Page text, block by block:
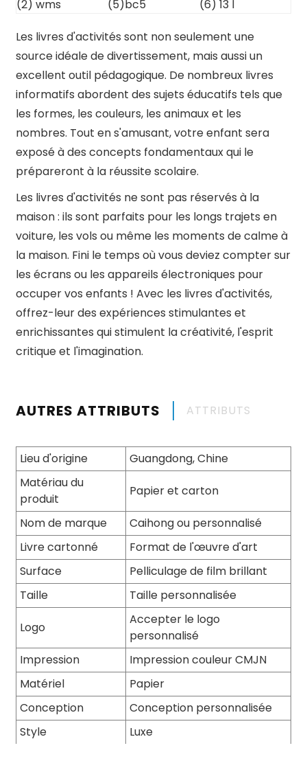
Les livres d'activités sont non seulement une
source idéale de divertissement, mais aussi un
excellent outil pédagogique. De nombreux livres
informatifs abordent des sujets éducatifs tels que
les formes, les couleurs, les animaux et les
nombres. Tout en s'amusant, votre enfant sera
exposé à des concepts fondamentaux qui le
prépareront à la réussite scolaire.
Les livres d'activités ne sont pas réservés à la
maison : ils sont parfaits pour les longs trajets en
voiture, les vols ou même les moments de calme à
la maison. Fini le temps où vous deviez compter sur
les écrans ou les appareils électroniques pour
occuper vos enfants ! Avec les livres d'activités,
offrez-leur des expériences stimulantes et
enrichissantes qui stimulent la créativité, l'esprit
critique et l'imagination.
AUTRES ATTRIBUTS ATTRIBUTS
Lieu d'origine
Guangdong, Chine
Matériau du
produit
Papier et carton
Nom de marque
Caihong ou personnalisé
Livre cartonné
Format de l'œuvre d'art
Surface
Pelliculage de film brillant
Taille
Taille personnalisée
Logo
Accepter le logo
personnalisé
Impression
Impression couleur CMJN
Matériel
Papier
Conception
Conception personnalisée
Style
Luxe